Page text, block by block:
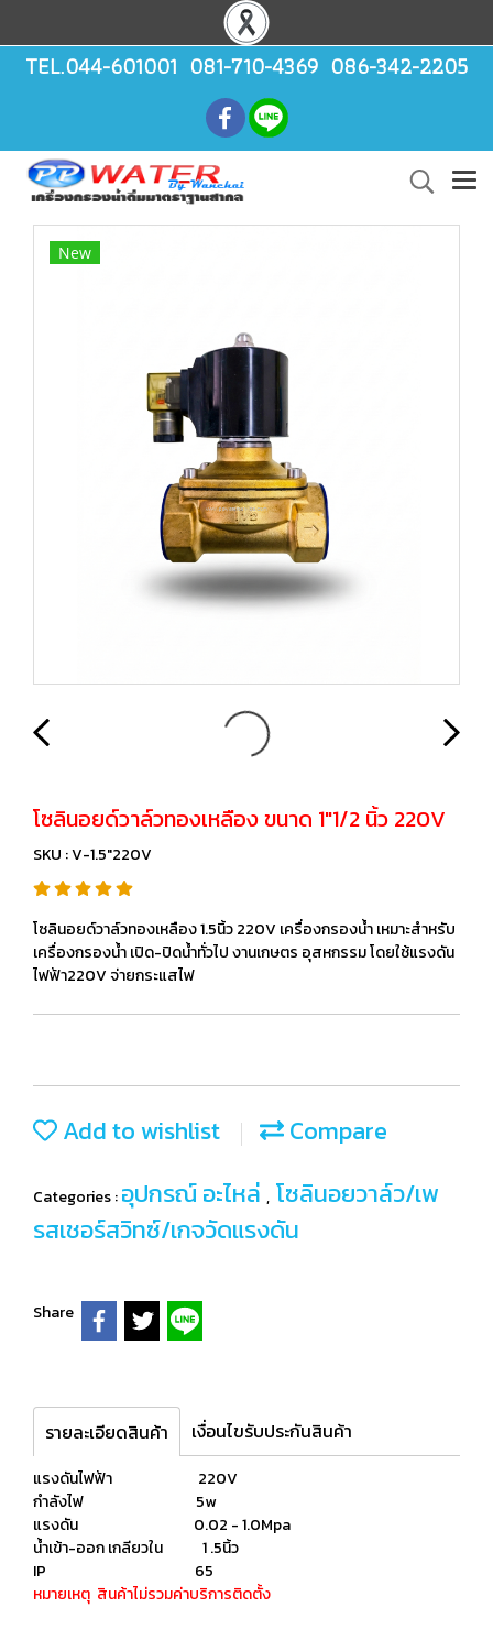
TEL.044-601001 081-710-4369 086-342-2205
New
โซลินอยด์วาล์วทองเหลือง ขนาด 1"1/2 นิ้ว 220V
SKU : V-1.5"220V
โซลินอยด์วาล์วทองเหลือง 1.5นิ้ว 220V เครื่องกรองน้ำ เหมาะสำหรับ
เครื่องกรองน้ำ เปิด-ปิดน้ำทั่วไป งานเกษตร อุสหกรรม โดยใช้แรงดัน
ไฟฟ้า220V จ่ายกระแสไฟ
Add to wishlist Compare
Categories :อุปกรณ์ อะไหล่ , โซลินอยวาล์ว/เพ
รสเชอร์สวิทซ์/เกจวัดแรงดัน
Share
รายละเอียดสินค้า เงื่อนไขรับประกันสินค้า
แรงดันไฟฟ้า 220V
กำลังไฟ 5w
แรงดัน 0.02 - 1.0Mpa
น้ำเข้า-ออก เกลียวใน 1 .5นิ้ว
IP 65
หมายเหตุ สินค้าไม่รวมค่าบริการติดตั้ง